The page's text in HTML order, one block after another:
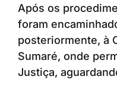
Após os
foram
posteriormente, à
Sumaré, onde
Justiça,